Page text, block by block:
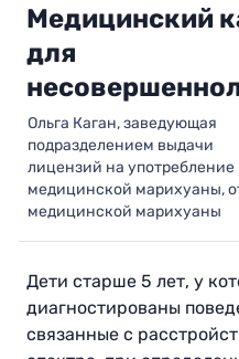
Медицинский
для
Ольга Каган, заведующая
подразделением выдачи
лицензий на употребление
медицинской марихуаны,
медицинской марихуаны
Дети старше 5 лет, у
диагностированы
связанные с